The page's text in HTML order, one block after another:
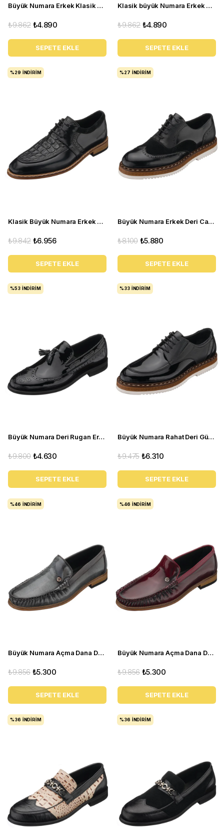
Büyük Numara Erkek Klasik Ayakkabı - GS1905 Taba
₺4.890
₺9.862
SEPETE EKLE
Klasik büyük Numara Erkek Ayakkabı - GS1905 Siyah
₺4.890
₺9.862
SEPETE EKLE
Klasik Büyük Numara Erkek Deri Ayakkabı - P20213 Siyah
₺6.956
₺9.842
SEPETE EKLE
%29 İNDIRIM
Büyük Numara Erkek Deri Casual Ayakkabı - ALP23 siyah
₺5.880
₺8.100
SEPETE EKLE
%27 İNDIRIM
Büyük Numara Deri Rugan Erkek Ayakkabı - NV1930-1 Siyah Rugan
₺4.630
₺9.800
SEPETE EKLE
%53 İNDIRIM
Büyük Numara Rahat Deri Günlük Oxford Ayakkabı - VLV219 Siyah
₺6.310
₺9.475
SEPETE EKLE
%33 İNDIRIM
Büyük Numara Açma Dana Derisi ÜSt Kalite Erkek Ayakkabı - NV02 Gri açma
₺5.300
₺9.856
SEPETE EKLE
%46 İNDIRIM
Büyük Numara Açma Dana Derisi Üst Kalite Erkek Ayakkabı - NV02 Bordo Açma
₺5.300
₺9.856
SEPETE EKLE
%46 İNDIRIM
%36 İNDIRIM %36 İNDIRIM